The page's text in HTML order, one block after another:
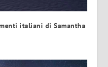
italiani di Samantha